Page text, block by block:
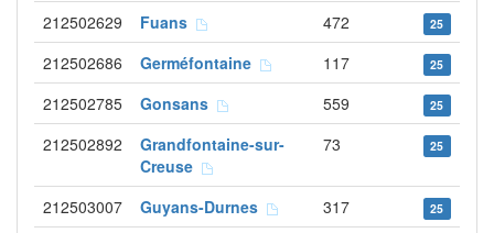
212502629 Fuans 472 25
212502686 Germéfontaine 117 25
212502785 Gonsans 559 25
212502892
Grandfontaine-sur-
Creuse
73 25
212503007 Guyans-Durnes 317 25